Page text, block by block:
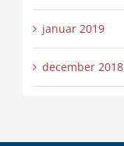
januar 2019
december 2018